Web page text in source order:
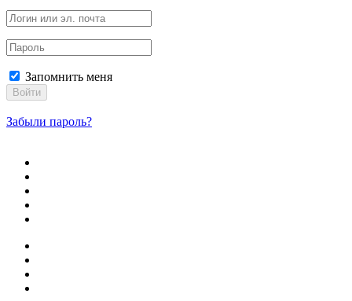
Запомнить меня
Войти
Забыли пароль?